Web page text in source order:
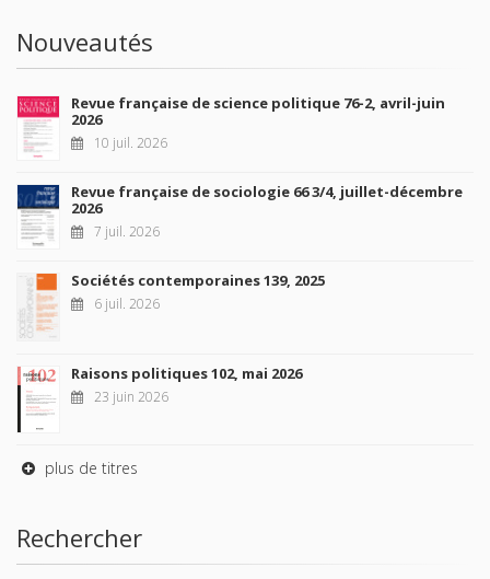
Nouveautés
Revue française de science politique 76-2, avril-juin
2026
10 juil. 2026
Revue française de sociologie 66 3/4, juillet-décembre
2026
7 juil. 2026
Sociétés contemporaines 139, 2025
6 juil. 2026
Raisons politiques 102, mai 2026
23 juin 2026
plus de titres
Rechercher